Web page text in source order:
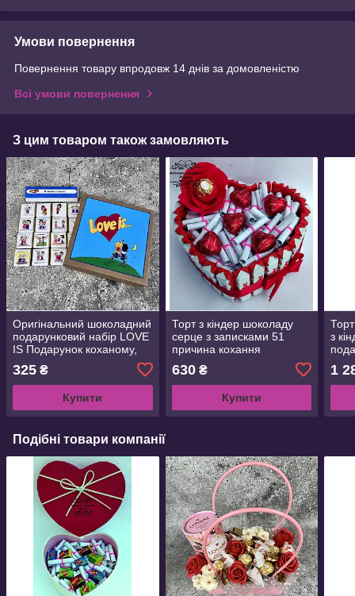
Умови повернення
Повернення товару впродовж 14 днів за домовленістю
Всі умови повернення
З цим товаром також замовляють
Оригінальний шоколадний
подарунковий набір LOVE
IS Подарунок коханому,
коханій, дівчині, хлопцю,
дружині, чоловіку
325 ₴
Купити
Торт з кіндер шоколаду
серце з записками 51
причина кохання
коханої Святковий
Подарунковий Бокс для
630₴
Купити
з
1
Подібні товари компанії